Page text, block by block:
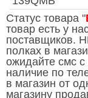
Статус товара "
товар есть у
поставщиков.
полках в
ожидайте смс
наличие по
в магазин от
магазину